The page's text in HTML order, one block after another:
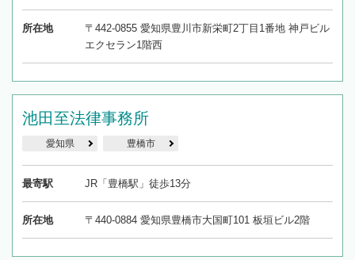
所在地
〒442-0855 愛知県豊川市新栄町2丁目1番地 神戸ビル
エクセラン1階西
池田至法律事務所
愛知県 豊橋市
最寄駅 JR「豊橋駅」徒歩13分
所在地 〒440-0884 愛知県豊橋市大国町101 板垣ビル2階